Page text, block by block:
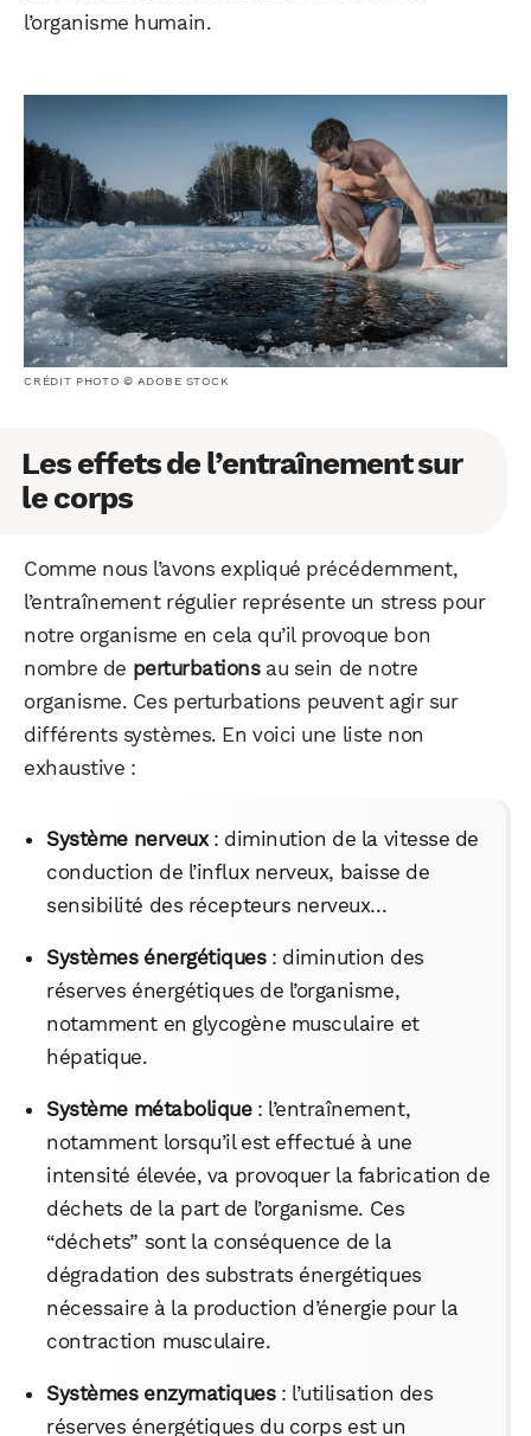
l’organisme humain.
CRÉDIT PHOTO © ADOBE STOCK
Les effets de l’entraînement sur
le corps
Comme nous l’avons expliqué précédemment,
l’entraînement régulier représente un stress pour
notre organisme en cela qu’il provoque bon
nombre de perturbations au sein de notre
organisme. Ces perturbations peuvent agir sur
différents systèmes. En voici une liste non
exhaustive :
Système nerveux: diminution de la vitesse de
conduction de l’influx nerveux, baisse de
sensibilité des récepteurs nerveux…
Systèmes énergétiques: diminution des
réserves énergétiques de l’organisme,
notamment en glycogène musculaire et
hépatique.
Système métabolique: l’entraînement,
notamment lorsqu’il est effectué à une
intensité élevée, va provoquer la fabrication de
déchets de la part de l’organisme. Ces
“déchets” sont la conséquence de la
dégradation des substrats énergétiques
nécessaire à la production d’énergie pour la
contraction musculaire.
Systèmes enzymatiques: l’utilisation des
réserves énergétiques du corps est un